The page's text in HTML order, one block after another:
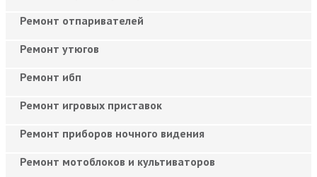
Ремонт отпаривателей
Ремонт утюгов
Ремонт ибп
Ремонт игровых приставок
Ремонт приборов ночного видения
Ремонт мотоблоков и культиваторов